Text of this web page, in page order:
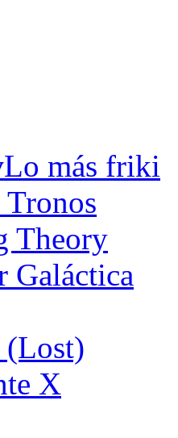
Lo más friki
Tronos
Theory
Galáctica
(Lost)
X